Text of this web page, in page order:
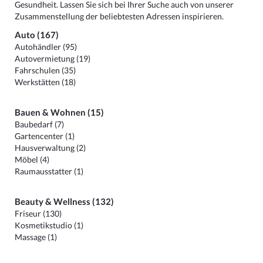
Gesundheit. Lassen Sie sich bei Ihrer Suche auch von unserer
Zusammenstellung der beliebtesten Adressen inspirieren.
Auto (167)
Autohändler (95)
Autovermietung (19)
Fahrschulen (35)
Werkstätten (18)
Bauen & Wohnen (15)
Baubedarf (7)
Gartencenter (1)
Hausverwaltung (2)
Möbel (4)
Raumausstatter (1)
Beauty & Wellness (132)
Friseur (130)
Kosmetikstudio (1)
Massage (1)